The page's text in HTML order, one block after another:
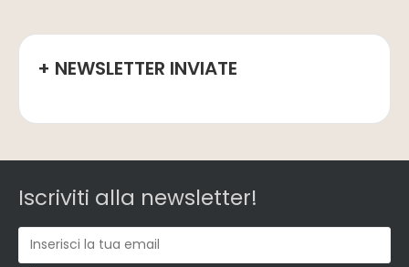
+ NEWSLETTER INVIATE
Iscriviti alla newsletter!